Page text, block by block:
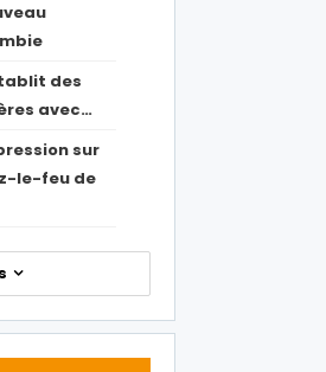
des
avec…
sur
le-feu de